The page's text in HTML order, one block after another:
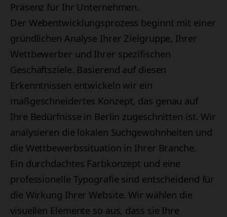
Präsenz für Ihr Unternehmen.
Der Webentwicklungsprozess beginnt mit einer
gründlichen Analyse Ihrer Zielgruppe, Ihrer
Wettbewerber und Ihrer spezifischen
Geschäftsziele. Basierend auf diesen
Erkenntnissen entwickeln wir ein
maßgeschneidertes Konzept, das genau auf
Ihre Bedürfnisse in Berlin zugeschnitten ist. Wir
analysieren die lokalen Suchgewohnheiten und
die Wettbewerbssituation in Ihrer Branche.
Ein durchdachtes Farbkonzept und eine
professionelle Typografie sind entscheidend für
die Wirkung Ihrer Website. Wir wählen die
visuellen Elemente so aus, dass sie Ihre